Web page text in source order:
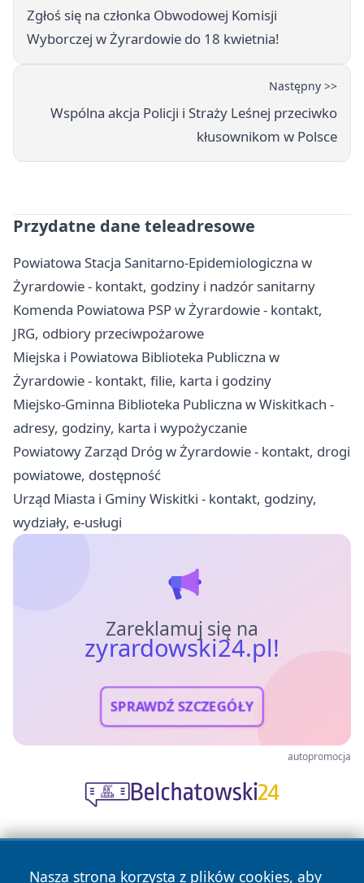
Zgłoś się na członka Obwodowej Komisji
Wyborczej w Żyrardowie do 18 kwietnia!
Następny >>
Wspólna akcja Policji i Straży Leśnej przeciwko
kłusownikom w Polsce
Przydatne dane teleadresowe
Powiatowa Stacja Sanitarno-Epidemiologiczna w
Żyrardowie - kontakt, godziny i nadzór sanitarny
Komenda Powiatowa PSP w Żyrardowie - kontakt,
JRG, odbiory przeciwpożarowe
Miejska i Powiatowa Biblioteka Publiczna w
Żyrardowie - kontakt, filie, karta i godziny
Miejsko-Gminna Biblioteka Publiczna w Wiskitkach -
adresy, godziny, karta i wypożyczanie
Powiatowy Zarząd Dróg w Żyrardowie - kontakt, drogi
powiatowe, dostępność
Urząd Miasta i Gminy Wiskitki - kontakt, godziny,
wydziały, e-usługi
Zareklamuj się na
zyrardowski24.pl!
SPRAWDŹ SZCZEGÓŁY
autopromocja
Nasza strona korzysta z plików cookies, aby